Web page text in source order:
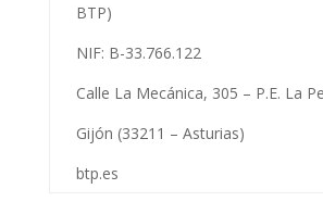
BTP)
NIF: B-33.766.122
Calle La Mecánica, 305 – P.E. La
Gijón (33211 – Asturias)
btp.es